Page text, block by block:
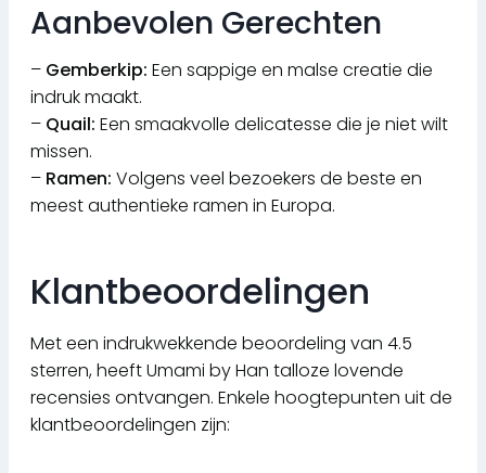
Aanbevolen Gerechten
– Gemberkip: Een sappige en malse creatie die
indruk maakt.
– Quail: Een smaakvolle delicatesse die je niet wilt
missen.
– Ramen: Volgens veel bezoekers de beste en
meest authentieke ramen in Europa.
Klantbeoordelingen
Met een indrukwekkende beoordeling van 4.5
sterren, heeft Umami by Han talloze lovende
recensies ontvangen. Enkele hoogtepunten uit de
klantbeoordelingen zijn: